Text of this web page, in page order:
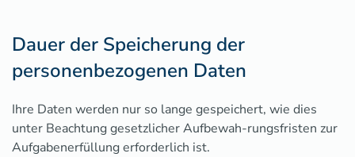
Dauer der Speicherung der
personenbezogenen Daten
Ihre Daten werden nur so lange gespeichert, wie dies
unter Beachtung gesetzlicher Aufbewah-rungsfristen zur
Aufgabenerfüllung erforderlich ist.